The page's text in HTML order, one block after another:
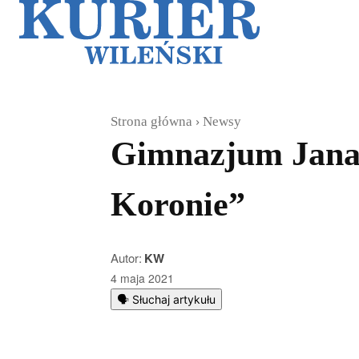
Strona główna Newsy
Gimnazjum
Koronie”
Autor: KW
4 maja 2021
🗣️ Słuchaj artykułu